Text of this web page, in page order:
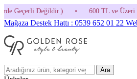
• 600 TL ve Üzeri Siparişlerde Kargo
Mağaza Destek Hattı : 0539 652 01 22
Ara